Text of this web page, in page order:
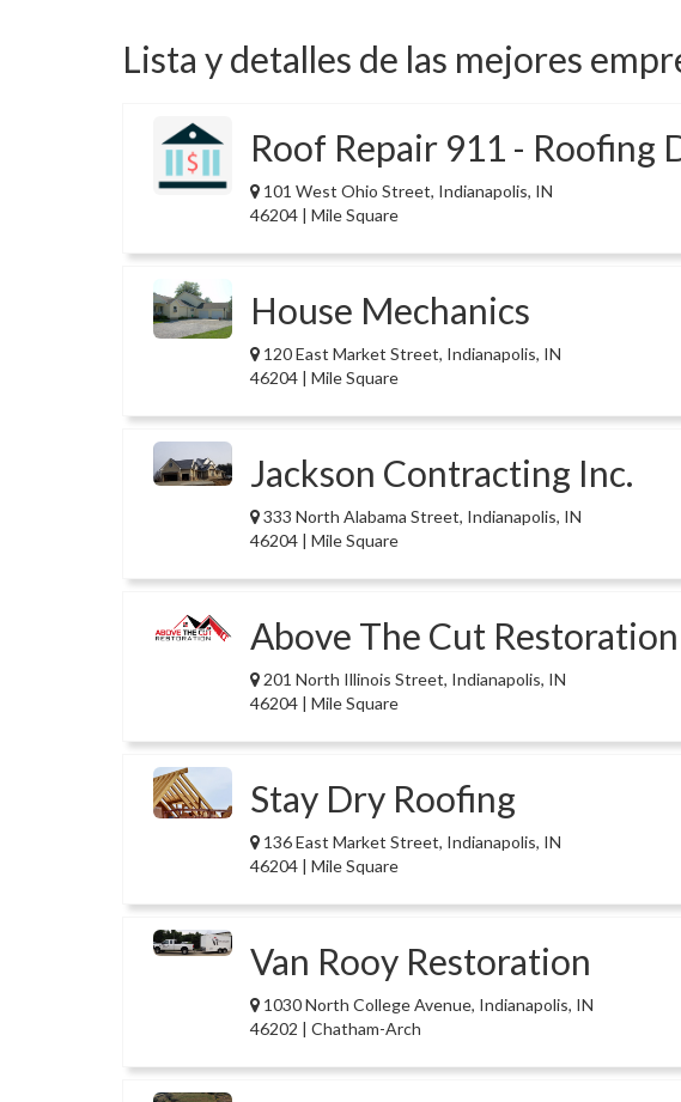
Lista y detalles de las mejores
Roof Repair 911 - Roofing
101 West Ohio Street, Indianapolis, IN
46204 | Mile Square
House Mechanics
120 East Market Street, Indianapolis, IN
46204 | Mile Square
Jackson Contracting Inc.
333 North Alabama Street, Indianapolis, IN
46204 | Mile Square
Above The Cut Restoration
201 North Illinois Street, Indianapolis, IN
46204 | Mile Square
Stay Dry Roofing
136 East Market Street, Indianapolis, IN
46204 | Mile Square
Van Rooy Restoration
1030 North College Avenue, Indianapolis, IN
46202 | Chatham-Arch